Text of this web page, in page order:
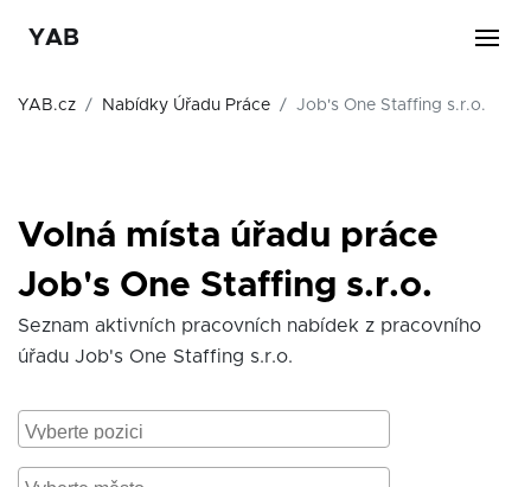
YAB
YAB.cz Nabídky Úřadu Práce Job's One Staffing s.r.o.
Volná místa úřadu práce
Job's One Staffing s.r.o.
Seznam aktivních pracovních nabídek z pracovního
úřadu Job's One Staffing s.r.o.